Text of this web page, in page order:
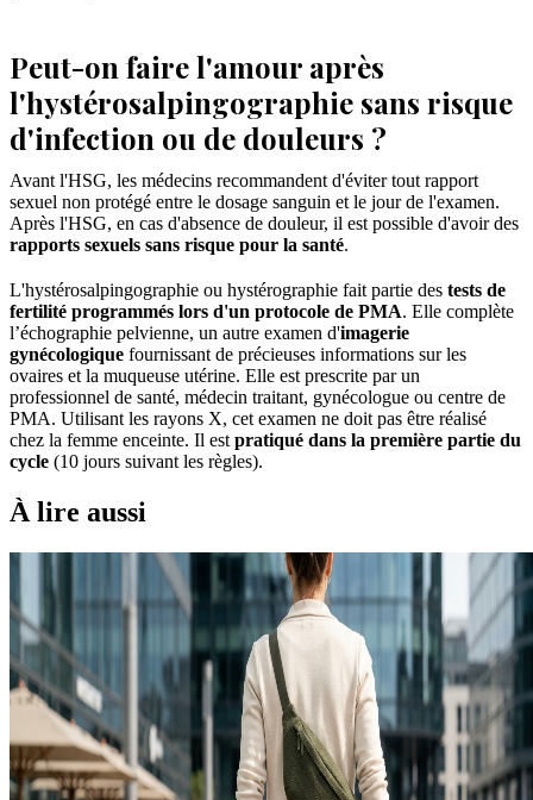
Peut-on faire l'amour après
l'hystérosalpingographie sans risque
d'infection ou de douleurs ?
Avant l'HSG, les médecins recommandent d'éviter tout rapport
sexuel non protégé entre le dosage sanguin et le jour de l'examen.
Après l'HSG, en cas d'absence de douleur, il est possible d'avoir des
rapports sexuels sans risque pour la santé.
L'hystérosalpingographie ou hystérographie fait partie des tests de
fertilité programmés lors d'un protocole de PMA. Elle complète
l’échographie pelvienne, un autre examen d'imagerie
gynécologique fournissant de précieuses informations sur les
ovaires et la muqueuse utérine. Elle est prescrite par un
professionnel de santé, médecin traitant, gynécologue ou centre de
PMA. Utilisant les rayons X, cet examen ne doit pas être réalisé
chez la femme enceinte. Il est pratiqué dans la première partie du
cycle (10 jours suivant les règles).
À lire aussi